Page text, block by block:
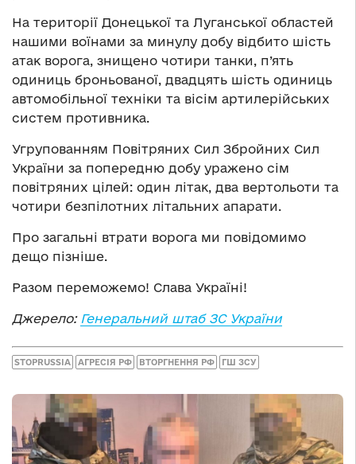
На території Донецької та Луганської областей
нашими воїнами за минулу добу відбито шість
атак ворога, знищено чотири танки, п’ять
одиниць броньованої, двадцять шість одиниць
автомобільної техніки та вісім артилерійських
систем противника.
Угрупованням Повітряних Сил Збройних Сил
України за попередню добу уражено сім
повітряних цілей: один літак, два вертольоти та
чотири безпілотних літальних апарати.
Про загальні втрати ворога ми повідомимо
дещо пізніше.
Разом переможемо! Слава Україні!
Джерело: Генеральний штаб ЗС України
STOPRUSSIA АГРЕСІЯ РФ ВТОРГНЕННЯ РФ ГШ ЗСУ